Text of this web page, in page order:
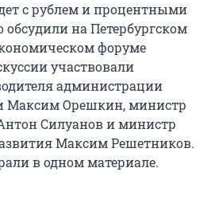
с рублем и процентными
обсудили на Петербургском
форуме
участвовали
администрации
Максим Орешкин, министр
Силуанов и министр
Максим Решетников.
в одном материале.